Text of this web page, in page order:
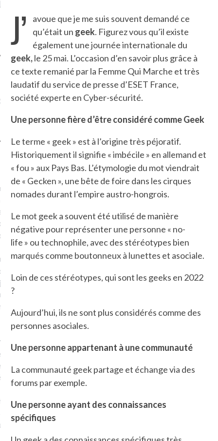
DE L’AMBASSADE
À PARIS. POURQUOI
? POUR QUI ?
LARDONS DANS LA HALLE
DE DAX. ET POURQUOI PAS
?
MES DERNIERS
SUR FACEBOOK
QUI MARCHE
journaliste à France
toujours aimé marcher.
conquis mais en
Je ne suis pas une
je le garde pour ce
je sens, j’entends, je
goûte et ceux que je
! Marcheuse des villes,
des ruines et des
qui Marche
cochère ou pas. Mais
pas d’interdit. Vélo,
bateau…
incite à un autre regard
curiosité. C’est un
J’
avoue que je me suis souvent demandé ce
qu’était un geek. Figurez vous qu’il existe
également une journée internationale du
geek,le 25 mai. L’occasion d’en savoir plus grâce à
ce texte remanié par la Femme Qui Marche et très
laudatif du service de presse d’ESET France,
société experte en Cyber-sécurité.
Une personne fière d’être considéré comme Geek
Le terme « geek » est à l’origine très péjoratif.
Historiquement il signifie « imbécile » en allemand et
« fou » aux Pays Bas. L’étymologie du mot viendrait
de « Gecken », une bête de foire dans les cirques
nomades durant l’empire austro-hongrois.
Le mot geek a souvent été utilisé de manière
négative pour représenter une personne « no-
life » ou technophile, avec des stéréotypes bien
marqués comme boutonneux à lunettes et asociale.
Loin de ces stéréotypes, qui sont les geeks en 2022
?
Aujourd’hui, ils ne sont plus considérés comme des
personnes asociales.
Une personne appartenant à une communauté
La communauté geek partage et échange via des
forums par exemple.
Une personne ayant des connaissances
spécifiques